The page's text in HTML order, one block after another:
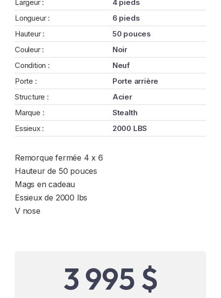
Largeur :
4 pieds
Longueur :
6 pieds
Hauteur :
50 pouces
Couleur :
Noir
Condition :
Neuf
Porte :
Porte arrière
Structure :
Acier
Marque :
Stealth
Essieux :
2000 LBS
Remorque fermée 4 x 6
Hauteur de 50 pouces
Mags en cadeau
Essieux de 2000 lbs
V nose
3 995 $